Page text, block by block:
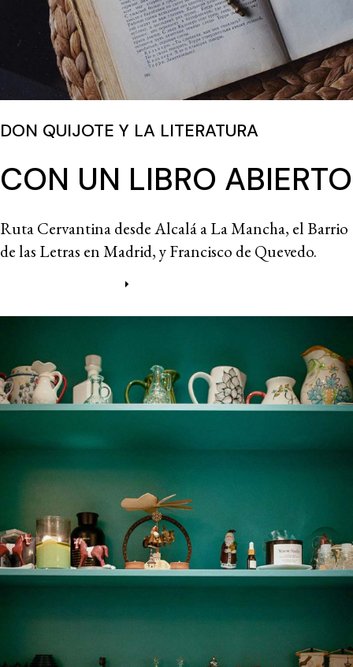
DON QUIJOTE Y LA LITERATURA
CON UN LIBRO ABIERTO
Ruta Cervantina desde Alcalá a La Mancha, el Barrio
de las Letras en Madrid, y Francisco de Quevedo.